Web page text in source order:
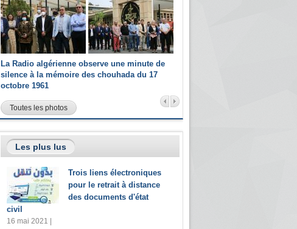
La Radio algérienne observe une minute de
silence à la mémoire des chouhada du 17
octobre 1961
Toutes les photos
Les plus lus
Trois liens électroniques
pour le retrait à distance
des documents d'état
civil
16 mai 2021 |